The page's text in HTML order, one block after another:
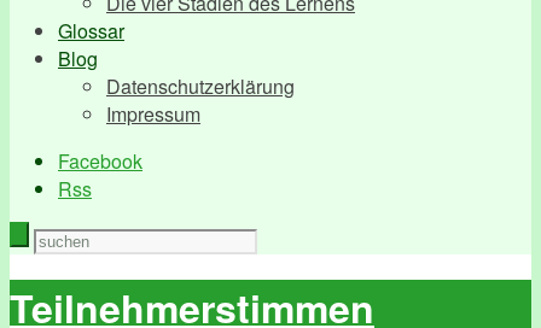
Glossar
Blog
Datenschutzerklärung
Impressum
Facebook
Rss
Teilnehmerstimmen